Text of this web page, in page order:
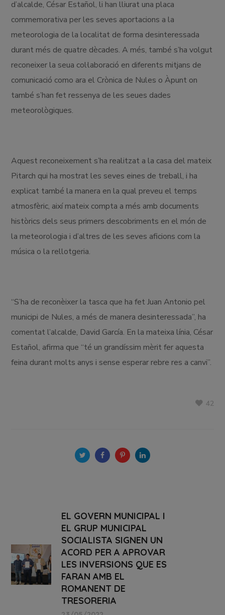
d’alcalde, César Estañol, li han lliurat una placa
commemorativa per les seves aportacions a la
meteorologia de la localitat de forma desinteressada
durant més de quatre dècades. A més, també s’ha volgut
reconeixer la seua col·laboració en diferents mitjans de
comunicació como ara el Crònica de Nules o Àpunt on
també s’han fet ressenya de les seues dades
meteorològiques.
Aquest reconeixement s’ha realitzat a la casa del mateix
Pitarch qui ha mostrat les seves eines de treball, i ha
explicat també la manera en la qual preveu el temps
atmosfèric, així mateix compta a més amb documents
històrics dels seus primers descobriments en el món de
la meteorologia i d’altres de les seves aficions com la
música o la rellotgeria.
“S’ha de reconèixer la tasca que ha fet Juan Antonio pel
municipi de Nules, a més de manera desinteressada”, ha
comentat l’alcalde, David García. En la mateixa línia, César
Estañol, afirma que “té un grandíssim mèrit fer aquesta
feina durant molts anys i sense esperar rebre res a canvi”.
42
EL GOVERN MUNICIPAL I
EL GRUP MUNICIPAL
SOCIALISTA SIGNEN UN
ACORD PER A APROVAR
LES INVERSIONS QUE ES
FARAN AMB EL
ROMANENT DE
TRESORERIA